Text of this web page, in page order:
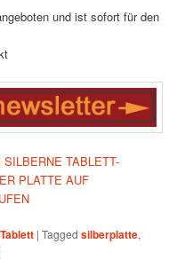
und ist sofort für den
TABLETT-
PLATTE AUF
|Tagged silberplatte,